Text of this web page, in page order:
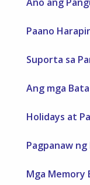
Paano
Suporta sa
Ang mga
Holidays at
Pagpanaw ng
Mga Memory